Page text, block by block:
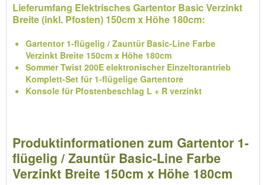
Lieferumfang Elektrisches Gartentor Basic Verzinkt
Breite (inkl. Pfosten) 150cm x Höhe 180cm:
Gartentor 1-flügelig / Zauntür Basic-Line Farbe
Verzinkt Breite 150cm x Höhe 180cm
Sommer Twist 200E elektronischer Einzeltorantrieb
Komplett-Set für 1-flügelige Gartentore
Konsole für Pfostenbeschlag L + R verzinkt
Produktinformationen zum Gartentor 1-
flügelig / Zauntür Basic-Line Farbe
Verzinkt Breite 150cm x Höhe 180cm